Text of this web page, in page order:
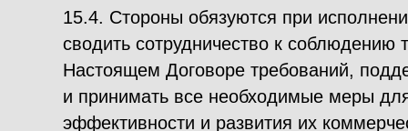
15.4. Стороны обязуются при
сводить сотрудничество к соблюдению
Настоящем Договоре требований,
и принимать все необходимые меры
эффективности и развития их